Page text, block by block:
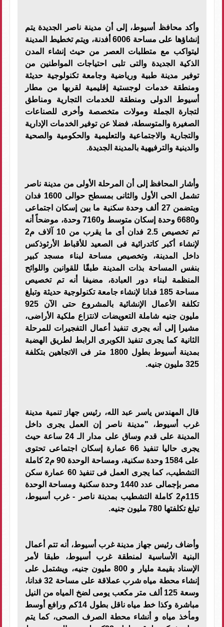
وأكد محافظ أسيوط، إلى أن مدينة ناصر الجديدة يتم
إنشاؤها على مساحة 6006 أفدنة، ويتم تخطيط المدينة
ليتواكب مع متطلبات العصر من حيث إنشاء المدن
الذكية الجديدة والتى تلبى احتياجات المواطنين من
توفير مدينة طبية ورياضية وجامعة تكنولوجية حديثة
ومنطقة خدمات لوجستية إقليمية لقربها من مطار
أسيوط الدولى ومنطقة للخدمات التجارية ومناطق
لتجارة الجملة ومولات متخصصة وأخرى للصناعات
الصغيرة والمتوسطة، فضلا عن توفير الخدمات الإدارية
والتجارية والاجتماعية والتعليمية والحكومية والصحية
والدينية والترفيهية بالمدينة الجديدة.
وأشار المحافظ إلى أن المرحلة الأولى من مدينة ناصر
تشمل الحى الأول والثانى بمسطح حوالى 1600 فدان
ويتضمن 27 ألف وحدة سكنية ما بين إسكان اجتماعى
و6680 وحدة إسكان متوسط و7160 وحدة، موضحاً أنه
تم تخصيص 2.5 فدان أى ما يقرب من 10 آلاف م2
لإنشاء أكبر كاتدرائية فى الصعيد للأقباط الأرثوذكس
داخل المدينة، وتخصيص مساحة لبناء مسجد كبير
بنفس المساحة بذات المدينة طبقًا للقوانين واللوائح
المنظمة لبناء دور العبادة، مضيفا أنه تم تخصيص
مساحة 185 فدانا لإنشاء جامعة تكنولوجية حديثة وتبلغ
تكلفة الأعمال الإنشائية بالمشروع حتى الآن 925
مليون جنيه شاملة التعويضات لانتزاع ملكية الأراضى،
مشيرا إلى أنه يجرى تنفيذ أعمال التفجيرات للمرحلة
الثانية كما يجرى تنفيذ الكوبرى الرابط لطريق الهضبة
بمدينة أسيوط بطول 1800 متر فى الاتجاهين بتكلفة
325 مليون جنيه.
قال المهندس ياسر عبد الله، رئيس جهاز تنمية مدينة
غرب أسيوط، "مدينة ناصر إن العمل يجرى داخل
المدينة على قدم وساق على مدار الـ 24 ساعة حيث
يجرى حاليا تنفيذ 66 عمارة إسكان اجتماعى تحتوى
على 1584 وحدة سكنية، ومساحة الوحدة 90 م2 كاملة
التشطيب، كما يجرى العمل فى تنفيذ 60 عمارة سكن
مصر بإجمالى عدد 1440 وحدة سكنية ومساحة الوحدة
115م2 كاملة التشطيب بمدينة ناصر - غرب أسيوط،
تبلغ تكلفتها 780 مليون جنيه.
وأضاف رئيس جهاز مدينة غرب أسيوط، أنه تتم أعمال
البنية الأساسية لمنطقة غرب أسيوط، طبقا لأمر
الإسناد بقيمة مليار و 800 مليون جنيه، ويشتمل على
إنشاء محطة مياه شرب عملاقة على مساحة 32 فدانا،
وسعة 125 ألف متر مكعب يومى لضخ المياه من النيل
مباشرة وكذا خط مياه ناقل بطول 14كم ورافع أوسط
ومأخذ مياه و أنشاء محطة الصرف الصحى، كما يتم